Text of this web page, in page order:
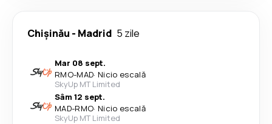
Chişinău - Madrid 5 zile
Mar 08 sept.
RMO-MAD· Nicio escală
SkyUp MT Limited
Sâm 12 sept.
MAD-RMO· Nicio escală
SkyUp MT Limited